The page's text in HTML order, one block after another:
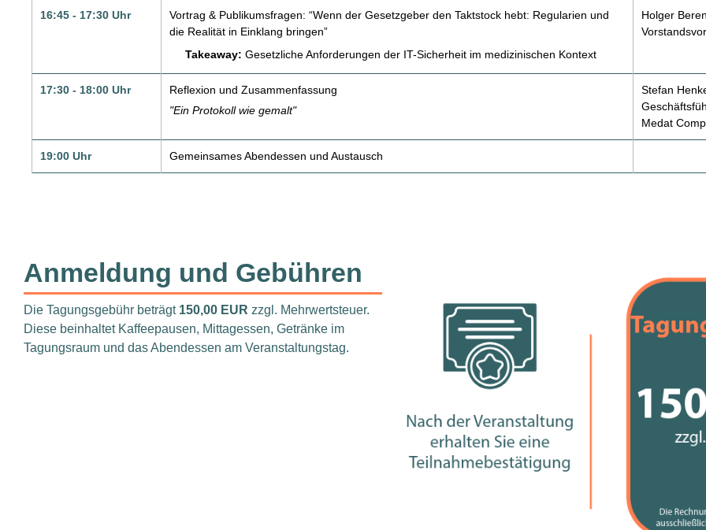
16:45 - 17:30 Uhr
Vortrag & Publikumsfragen: “Wenn der Gesetzgeber den Taktstock hebt: Regularien und
die Realität in Einklang bringen”
Takeaway: Gesetzliche Anforderungen der IT-Sicherheit im medizinischen Kontext
Holger
17:30 - 18:00 Uhr
Reflexion und Zusammenfassung
"Ein Protokoll wie gemalt"
Stefan
Medat
19:00 Uhr Gemeinsames Abendessen und Austausch
Anmeldung und Gebühren
Die Tagungsgebühr beträgt 150,00 EUR zzgl. Mehrwertsteuer.
Diese beinhaltet Kaffeepausen, Mittagessen, Getränke im
Tagungsraum und das Abendessen am Veranstaltungstag.